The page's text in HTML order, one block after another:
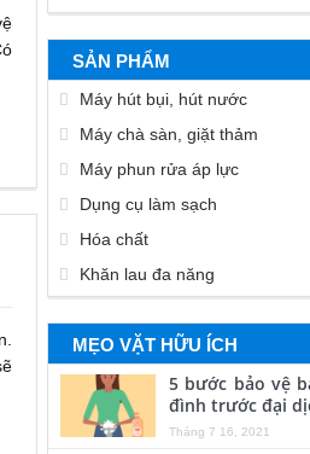
SẢN PHẨM
Máy hút bụi, hút nước
Máy chà sàn, giặt thảm
Máy phun rửa áp lực
Dụng cụ làm sạch
Hóa chất
Khăn lau đa năng
MẸO VẶT HỮU ÍCH
5 bước bảo vệ
đình trước đại
Tháng 7 16, 2021